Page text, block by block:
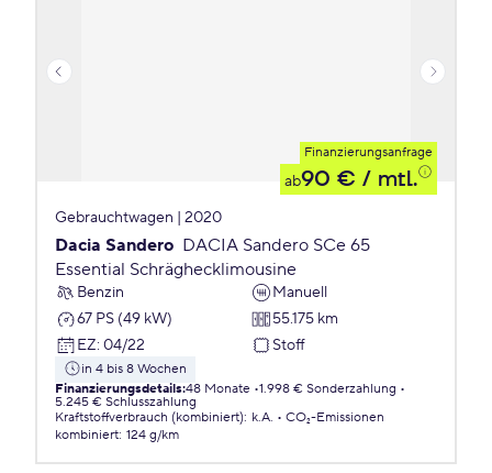
Finanzierungsanfrage
ab90 € / mtl.
Gebrauchtwagen | 2020
Dacia Sandero DACIA Sandero SCe 65
Essential Schräghecklimousine
Benzin
Manuell
67 PS (49 kW)
55.175 km
EZ: 04/22 Stoff
in 4 bis 8 Wochen
Finanzierungsdetails:48 Monate 1.998 € Sonderzahlung
5.245 € Schlusszahlung
Kraftstoffverbrauch (kombiniert): k.A.
CO₂-Emissionen
kombiniert: 124 g/km